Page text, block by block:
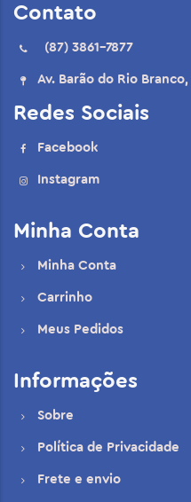
Contato
(87) 3861-7877
Av. Barão do Rio
Redes Sociais
Facebook
Instagram
Minha Conta
Minha Conta
Carrinho
Meus Pedidos
Informações
Sobre
Política de Privacidade
Frete e envio